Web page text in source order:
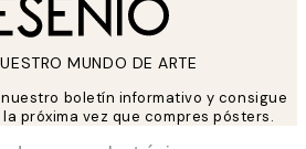
MUNDO DE ARTE
boletín informativo y consigue
próxima vez que compres pósters.